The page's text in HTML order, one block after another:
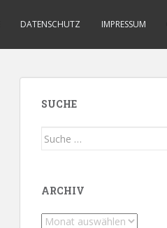
DATENSCHUTZ IMPRESSUM
SUCHE
Suche
ARCHIV
Archiv